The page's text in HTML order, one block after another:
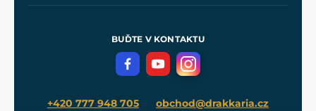
Meče pro Kingdom Come
BUĎTE V KONTAKTU
+420 777 948 705 obchod@drakkaria.cz